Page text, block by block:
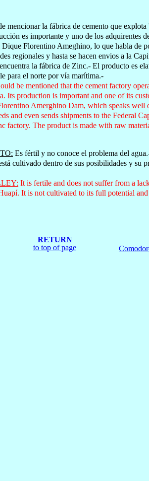
mencionar la fábrica de cemento que
es importante y uno de los adquirentes
Dique Florentino Ameghino, lo que habla de
regionales y hasta se hacen envios a la
la fábrica de Zinc.- El producto es
para el norte por vía marítima.-
be mentioned that the cement factory
Its production is important and one of its
Amerghino Dam, which speaks well
and even sends shipments to the Federal
factory. The product is made with raw
Es fértil y no conoce el problema del
cultivado dentro de sus posibilidades y su
It is fertile and does not suffer from a
It is not cultivated to its full potential
RETURN
to top of page